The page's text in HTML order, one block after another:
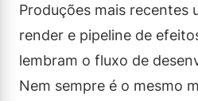
Produções mais recentes
render e pipeline de
lembram o fluxo de
Nem sempre é o mesmo